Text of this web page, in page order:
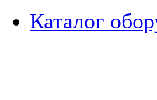
Каталог